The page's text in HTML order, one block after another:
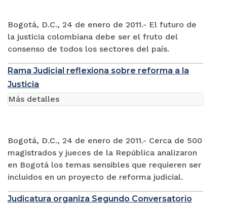
Bogotá, D.C., 24 de enero de 2011.- El futuro de
la justicia colombiana debe ser el fruto del
consenso de todos los sectores del país.
Rama Judicial reflexiona sobre reforma a la
Justicia
Bogotá, D.C., 24 de enero de 2011.- Cerca de 500
magistrados y jueces de la República analizaron
en Bogotá los temas sensibles que requieren ser
incluidos en un proyecto de reforma judicial.
Más detalles
Judicatura organiza Segundo Conversatorio